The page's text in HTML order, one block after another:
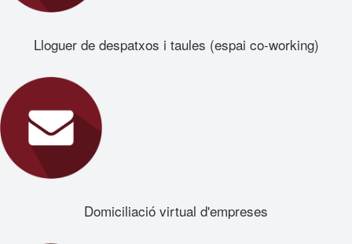
Lloguer de despatxos i taules (espai co-working)
Domiciliació virtual d'empreses